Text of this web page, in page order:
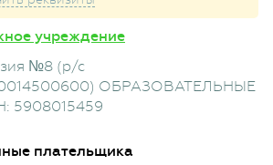
учреждение
№8 (р/с
ОБРАЗОВАТЕЛЬНЫЕ
5908015459
плательщика